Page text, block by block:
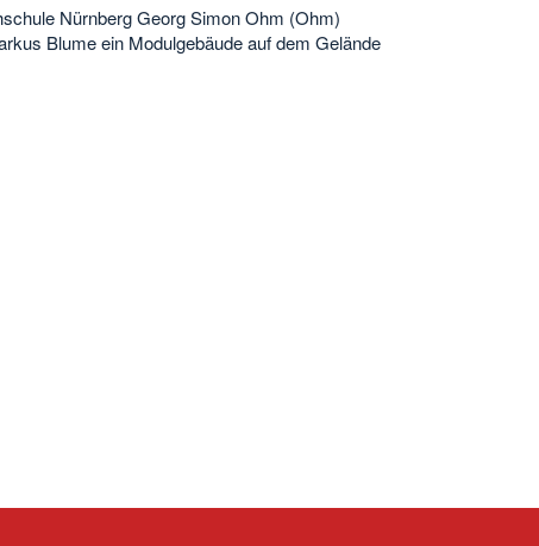
Nürnberg Georg Simon Ohm (Ohm)
Blume ein Modulgebäude auf dem Gelände